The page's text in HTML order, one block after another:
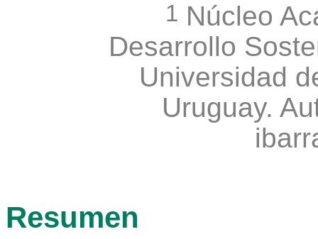
1 Núcleo
Desarrollo
Universidad
Uruguay.
Resumen